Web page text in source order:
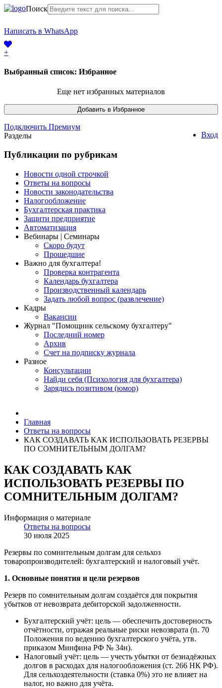
Поиск
Написать в WhatsApp
+
Выбранный список: Избранное
Еще нет избранных материалов
Подключить Премиум
Вход
Разделы
Публикации по рубрикам
Новости одной строчкой
Ответы на вопросы
Новости законодательства
Налогообложение
Бухгалтерская практика
Защити предприятие
Автоматизация
Вебинары | Семинары
Скоро будут
Прошедшие
Важно для бухгалтера!
Проверка контрагента
Календарь бухгалтера
Производственный календарь
Задать любой вопрос (развлечение)
Кадры
Вакансии
Журнал "Помощник сельскому бухгалтеру"
Последний номер
Архив
Счет на подписку журнала
Разное
Консультации
Найди себя (Психология для бухгалтера)
Зарядись позитивом (юмор)
Главная
Ответы на вопросы
КАК СОЗДАВАТЬ КАК ИСПОЛЬЗОВАТЬ РЕЗЕРВЫ
ПО СОМНИТЕЛЬНЫМ ДОЛГАМ?
КАК СОЗДАВАТЬ КАК
ИСПОЛЬЗОВАТЬ РЕЗЕРВЫ ПО
СОМНИТЕЛЬНЫМ ДОЛГАМ?
Информация о материале
Ответы на вопросы
30 июля 2025
Резервы по сомнительным долгам для сельхоз
товаропроизводителей: бухгалтерский и налоговый учёт.
1. Основные понятия и цели резервов
Резерв по сомнительным долгам создаётся для покрытия
убытков от невозврата дебиторской задолженности.
Бухгалтерский учёт: цель — обеспечить достоверность
отчётности, отражая реальные риски невозврата (п. 70
Положения по ведению бухгалтерского учёта, утв.
приказом Минфина РФ № 34н).
Налоговый учёт: цель — учесть убытки от безнадёжных
долгов в расходах для налогообложения (ст. 266 НК РФ).
Для сельхоздеятельности (ставка 0%) это не влияет на
налог, но важно для учёта.